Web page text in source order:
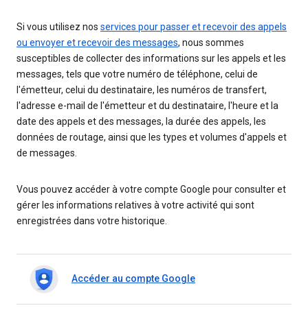
Si vous utilisez nos services pour passer et recevoir des appels
ou envoyer et recevoir des messages, nous sommes
susceptibles de collecter des informations sur les appels et les
messages, tels que votre numéro de téléphone, celui de
l'émetteur, celui du destinataire, les numéros de transfert,
l'adresse e-mail de l'émetteur et du destinataire, l'heure et la
date des appels et des messages, la durée des appels, les
données de routage, ainsi que les types et volumes d'appels et
de messages.
Vous pouvez accéder à votre compte Google pour consulter et
gérer les informations relatives à votre activité qui sont
enregistrées dans votre historique.
Accéder au compte Google